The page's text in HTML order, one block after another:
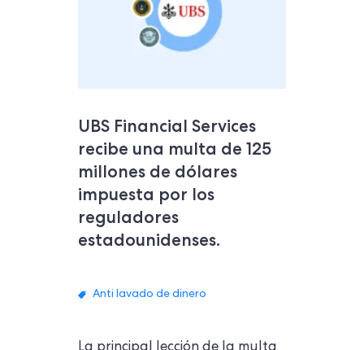
UBS Financial Services
recibe una multa de 125
millones de dólares
impuesta por los
reguladores
estadounidenses.
Anti lavado de dinero